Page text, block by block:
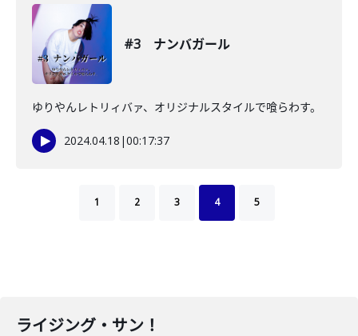
#3 ナンバガール
ゆりやんレトリィバァ、オリジナルスタイルで喰らわす。
2024.04.18 |00:17:37
1 2 3 4 5
ライジング・サン！